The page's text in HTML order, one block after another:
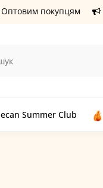
Оптовим покупцям
Summer Club